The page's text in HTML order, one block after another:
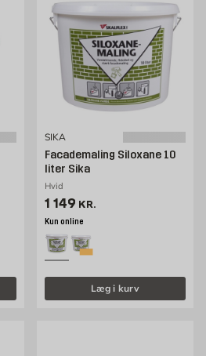
SIKA
Facademaling Siloxane 10
liter Sika
Hvid
Pris 1149 kr. /stk
1 149 KR.
Kun online
Læg i kurv